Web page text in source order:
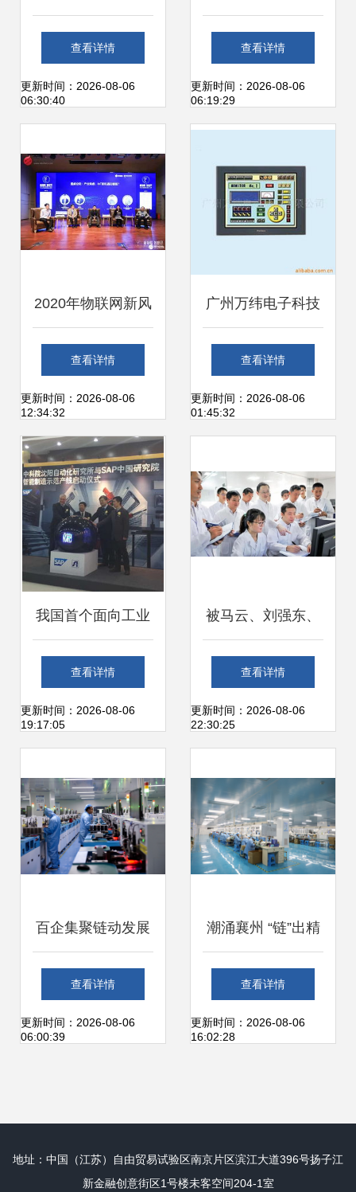
发融合创新 航天代
表团访问园区交流
查看详情
更新时间：2026-08-06
06:30:40
拓岗之行 深化校企
合作，共育网络科
技研发新篇章
查看详情
更新时间：2026-08-06
06:19:29
2020年物联网新风
向 网络科技研发趋
势全景解析
查看详情
更新时间：2026-08-06
12:34:32
广州万纬电子科技
公司 引领网络科技
研发的创新力量
查看详情
更新时间：2026-08-06
01:45:32
我国首个面向工业
4.0的智能工厂解决
方案及示范生产线
查看详情
更新时间：2026-08-06
19:17:05
被马云、刘强东、
任正非同时看好的
城市 杭州何以成为
地？
查看详情
更新时间：2026-08-06
22:30:25
百企集聚链动发展
晋城光机电产业园
的网络科技研发新
查看详情
更新时间：2026-08-06
06:00:39
潮涌襄州 “链”出精
彩 加速集群成链，
做强电子信息产业
查看详情
更新时间：2026-08-06
16:02:28
地址：中国（江苏）自由贸易试验区南京片区滨江大道396号扬子江
新金融创意街区1号楼未客空间204-1室